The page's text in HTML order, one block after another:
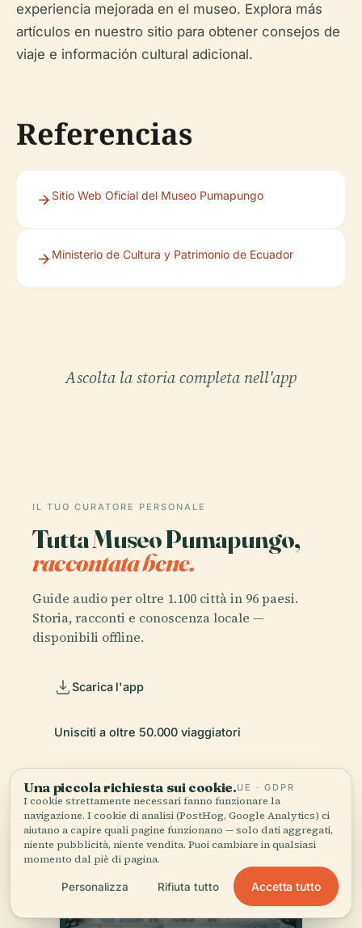
experiencia mejorada en el museo. Explora más
artículos en nuestro sitio para obtener consejos de
viaje e información cultural adicional.
Referencias
Sitio Web Oficial del Museo Pumapungo
Ministerio de Cultura y Patrimonio de Ecuador
Ascolta la storia completa nell'app
IL TUO CURATORE PERSONALE
Tutta Museo Pumapungo,
raccontata bene.
Guide audio per oltre 1.100 città in 96 paesi.
Storia, racconti e conoscenza locale —
disponibili offline.
Scarica l'app
Unisciti a oltre 50.000 viaggiatori
Una piccola richiesta sui cookie.UE · GDPR
I cookie strettamente necessari fanno funzionare la
navigazione. I cookie di analisi (PostHog, Google Analytics) ci
aiutano a capire quali pagine funzionano — solo dati aggregati,
niente pubblicità, niente vendita. Puoi cambiare in qualsiasi
momento dal piè di pagina.
Personalizza Rifiuta tutto Accetta tutto